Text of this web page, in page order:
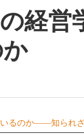
の経
るのか――知られ